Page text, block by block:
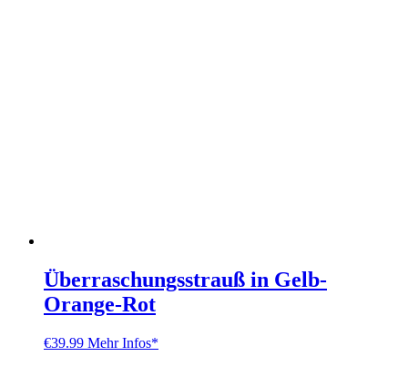
Überraschungsstrauß in Gelb-
Orange-Rot
€39.99 Mehr Infos*